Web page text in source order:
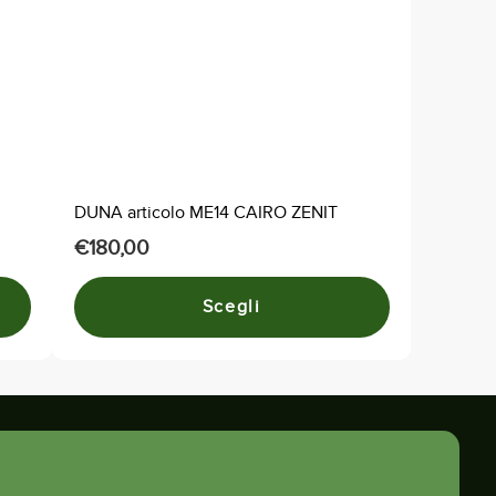
DUNA articolo ME14 CAIRO ZENIT
€180,00
Scegli
del
prodotto